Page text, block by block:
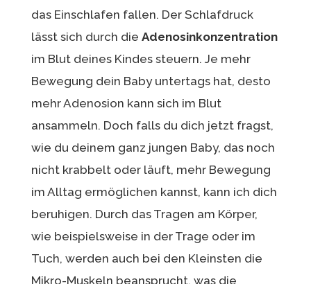
das Einschlafen fallen. Der Schlafdruck
lässt sich durch die Adenosinkonzentration
im Blut deines Kindes steuern. Je mehr
Bewegung dein Baby untertags hat, desto
mehr Adenosion kann sich im Blut
ansammeln. Doch falls du dich jetzt fragst,
wie du deinem ganz jungen Baby, das noch
nicht krabbelt oder läuft, mehr Bewegung
im Alltag ermöglichen kannst, kann ich dich
beruhigen. Durch das Tragen am Körper,
wie beispielsweise in der Trage oder im
Tuch, werden auch bei den Kleinsten die
Mikro-Muskeln beansprucht, was die